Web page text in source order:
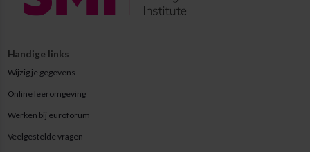
Handige links
Wijzig je gegevens
Online leeromgeving
Werken bij euroforum
Veelgestelde vragen